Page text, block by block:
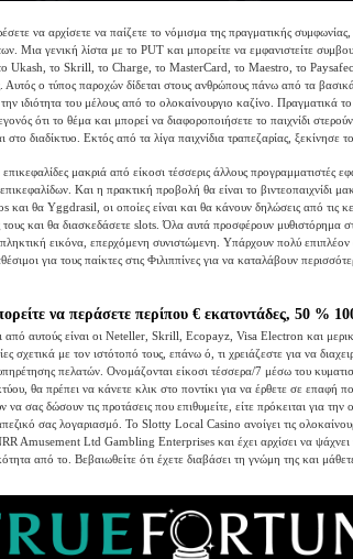
να αρχίσετε να παίζετε το νόμισμα της πραγματικής
Μια γενική λίστα με το PUT και μπορείτε να εμφανιστείτε
Ukash, το Skrill, το Charge, το MasterCard, το Maestro, το
Αυτός ο τύπος παροχών δίδεται στους ανθρώπους πάνω από τα
ιδιότητα του μέλους από το ολοκαίνουργιο καζίνο.
ότι το θέμα και μπορεί να διαφοροποιήσετε το παιχνίδι
στο διαδίκτυο. Εκτός από τα λίγα παιχνίδια τραπεζαρίας, ξεκίνησε το
μακριά από είκοσι τέσσερις άλλους προγραμματιστές
Και η πρακτική προβολή θα είναι το βιντεοπαιχνίδι
και θα Yggdrasil, οι οποίες είναι και θα κάνουν δηλώσεις από τις
τους και θα διασκεδάσετε slots. Όλα αυτά προσφέρουν μυθιστόρημα
εικόνα, επερχόμενη συνιστώμενη. Υπάρχουν πολύ επιπλέον
για τους παίκτες στις Φιλιππίνες για να καταλάβουν
να περάσετε περίπου € εκατοντάδες, 50 %
από αυτούς είναι οι Neteller, Skrill, Ecopayz, Visa Electron και
σχετικά με τον ιστότοπό τους, επάνω ό, τι χρειάζεστε για να
πελατών. Ονομάζονται είκοσι τέσσερα/7 μέσω του
θα πρέπει να κάνετε κλικ στο ποντίκι για να έρθετε σε επαφή
να σας δώσουν τις προτάσεις που επιθυμείτε, είτε πρόκειται για
σας λογαριασμό. Το Slotty Local Casino ανοίγει τις
Amusement Ltd Gambling Enterprises και έχει αρχίσει να ψάχνει
από το. Βεβαιωθείτε ότι έχετε διαβάσει τη γνώμη της και